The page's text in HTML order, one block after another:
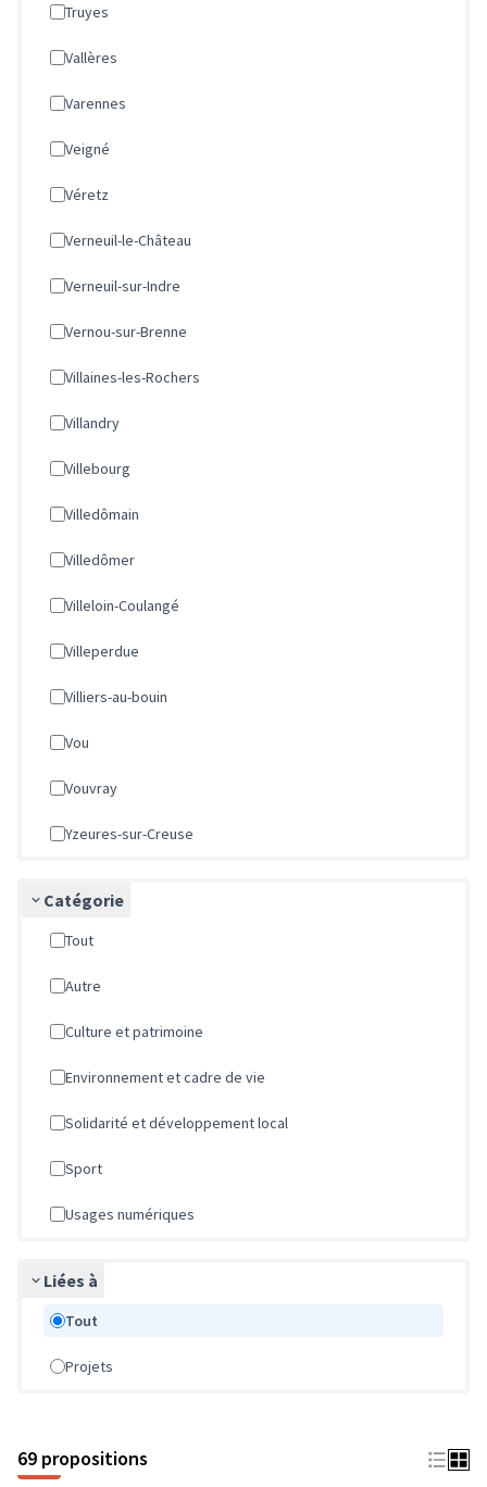
Truyes
Vallères
Varennes
Veigné
Véretz
Verneuil-le-Château
Verneuil-sur-Indre
Vernou-sur-Brenne
Villaines-les-Rochers
Villandry
Villebourg
Villedômain
Villedômer
Villeloin-Coulangé
Villeperdue
Villiers-au-bouin
Vou
Vouvray
Yzeures-sur-Creuse
Catégorie
Tout
Autre
Culture et patrimoine
Environnement et cadre de vie
Solidarité et développement local
Sport
Usages numériques
Liées à
Tout
Projets
69 propositions